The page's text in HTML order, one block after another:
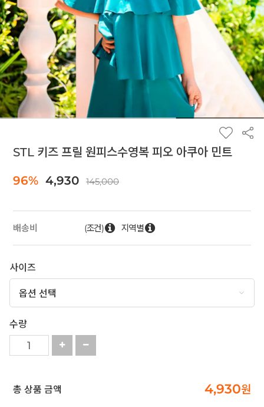
STL 키즈 프릴 원피스수영복 피오 아쿠아 민트
96% 4,930 145,000
배송비 (조건) 지역별
사이즈
수량
총 상품 금액 4,930원